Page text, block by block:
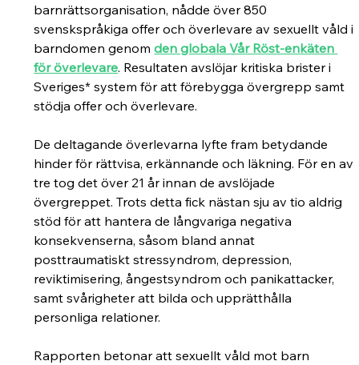
barnrättsorganisation, nådde över 850
svenskspråkiga offer och överlevare av sexuellt våld i
barndomen genom den globala Vår Röst-enkäten
för överlevare. Resultaten avslöjar kritiska brister i
Sveriges* system för att förebygga övergrepp samt
stödja offer och överlevare.
De deltagande överlevarna lyfte fram betydande
hinder för rättvisa, erkännande och läkning. För en av
tre tog det över 21 år innan de avslöjade
övergreppet. Trots detta fick nästan sju av tio aldrig
stöd för att hantera de långvariga negativa
konsekvenserna, såsom bland annat
posttraumatiskt stressyndrom, depression,
reviktimisering, ångestsyndrom och panikattacker,
samt svårigheter att bilda och upprätthålla
personliga relationer.
Rapporten betonar att sexuellt våld mot barn